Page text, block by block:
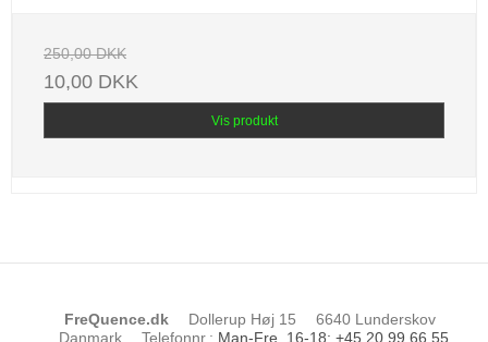
250,00 DKK
10,00 DKK
Vis produkt
FreQuence.dk Dollerup Høj 15
6640 Lunderskov
Danmark
Telefonnr. : Man-Fre. 16-18: +45 20 99 66 55